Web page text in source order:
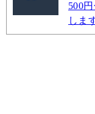
500
しま